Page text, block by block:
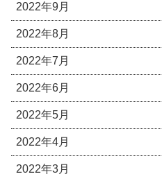
2022年9月
2022年8月
2022年7月
2022年6月
2022年5月
2022年4月
2022年3月